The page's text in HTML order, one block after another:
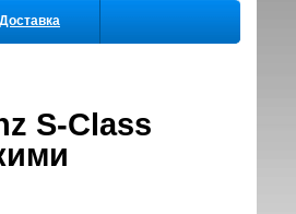
S-Class
Доставка